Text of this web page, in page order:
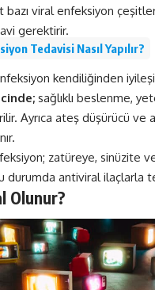
bazı viral enfeksiyon
gerektirir.
Tedavisi Nasıl Yapılır?
kendiliğinden
sağlıklı beslenme,
Ayrıca ateş düşürücü ve
zatüreye, sinüzite
durumda antiviral ilaçlarla
Olunur?